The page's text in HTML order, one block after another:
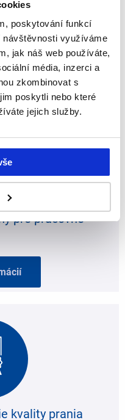
poskytování funkcí
využíváme
jak náš web používáte,
média, inzerci a
zkombinovat s
poskytli nebo které
jejich služby.
a energií
pre práčovne
kvality prania